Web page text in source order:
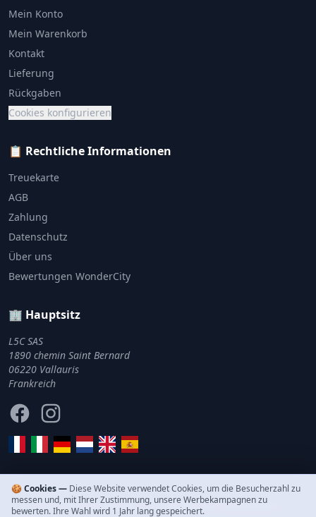
Mein Konto
Mein Warenkorb
Kontakt
Lieferung
Rückgaben
Cookies konfigurieren
📋 Rechtliche Informationen
Treuekarte
AGB
Zahlung
Datenschutz
Über uns
Bewertungen WonderCity
🏢 Hauptsitz
L5C SAS
1890 chemin Saint Bernard
06220 Vallauris
Frankreich
FacebookInstagram
© 2011–2026 WonderCity. Alle Rechte vorbehalten.
🍪 Cookies — Diese Website verwendet Cookies, um die Besucherzahl zu
messen und, mit Ihrer Zustimmung, unsere Werbekampagnen zu
bewerten. Ihre Wahl wird 1 Jahr lang gespeichert.